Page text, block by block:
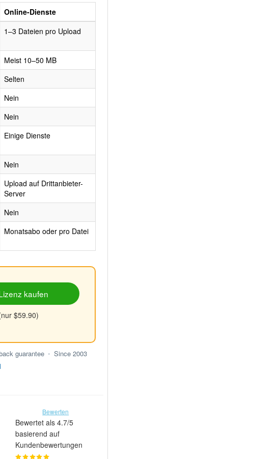
Online-Dienste
1–3 Dateien pro Upload
Meist 10–50 MB
Selten
Nein
Nein
Einige Dienste
Nein
Upload auf Drittanbieter-
Server
Nein
Monatsabo oder pro Datei
kaufen
$59.90)
guarantee • Since 2003
Bewerten
Bewertet als 4.7/5
basierend auf
Kundenbewertungen